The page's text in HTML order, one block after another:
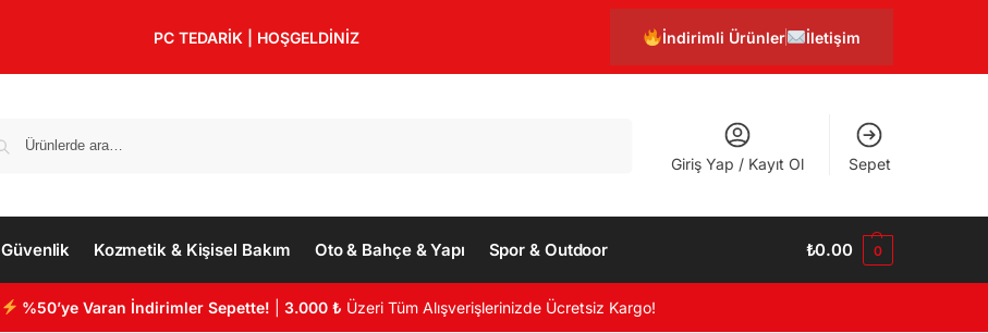
PC TEDARİK | HOŞGELDİNİZ İndirimli Ürünler İletişim
Giriş Yap / Kayıt Ol Sepet
Güvenlik Kozmetik & Kişisel Bakım Oto & Bahçe & Yapı Spor & Outdoor ₺0.00 0
%50’ye Varan İndirimler Sepette! |3.000 ₺ Üzeri Tüm Alışverişlerinizde Ücretsiz Kargo!